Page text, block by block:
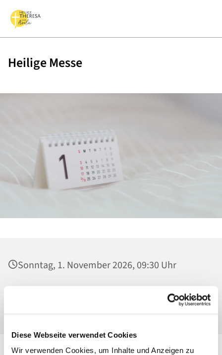
Diese Webseite verwendet Cookies
Wir verwenden Cookies, um Inhalte und Anzeigen zu
Heilige Messe
Sonntag, 1. November 2026, 09:30 Uhr
St. Georg, Kirche, Kissingenplatz, 13189